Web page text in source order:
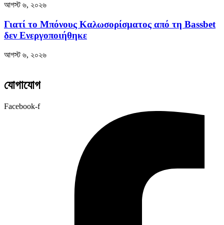
আগস্ট ৬, ২০২৬
Γιατί το Μπόνους Καλωσορίσματος από τη Bassbet
δεν Ενεργοποιήθηκε
আগস্ট ৬, ২০২৬
যোগাযোগ
Facebook-f